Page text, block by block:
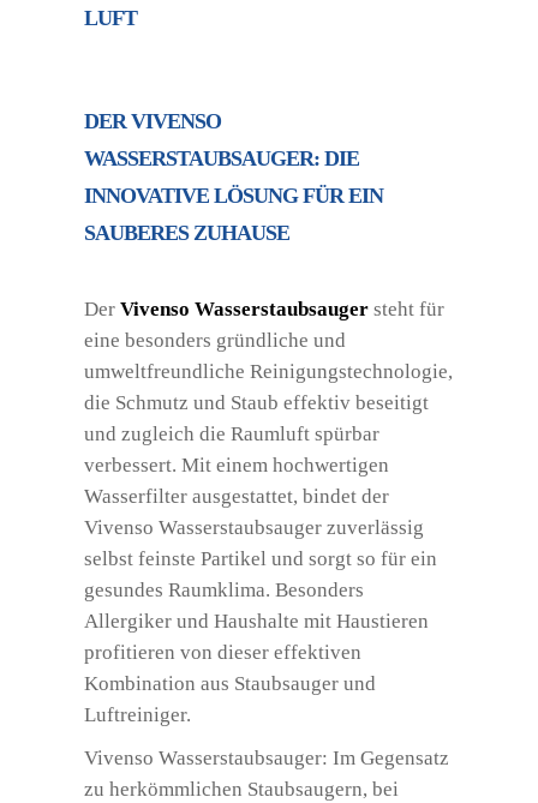
LUFT
DER VIVENSO
WASSERSTAUBSAUGER: DIE
INNOVATIVE LÖSUNG FÜR EIN
SAUBERES ZUHAUSE
Der Vivenso Wasserstaubsauger steht für
eine besonders gründliche und
umweltfreundliche Reinigungstechnologie,
die Schmutz und Staub effektiv beseitigt
und zugleich die Raumluft spürbar
verbessert. Mit einem hochwertigen
Wasserfilter ausgestattet, bindet der
Vivenso Wasserstaubsauger zuverlässig
selbst feinste Partikel und sorgt so für ein
gesundes Raumklima. Besonders
Allergiker und Haushalte mit Haustieren
profitieren von dieser effektiven
Kombination aus Staubsauger und
Luftreiniger.
Vivenso Wasserstaubsauger: Im Gegensatz
zu herkömmlichen Staubsaugern, bei